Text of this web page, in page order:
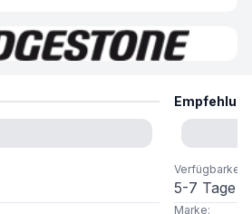
Verfügbarkeit
5-7 Tage
Marke: